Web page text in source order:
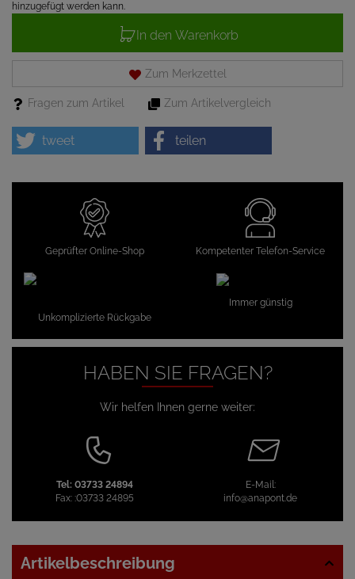
hinzugefügt werden kann.
In den Warenkorb
Zum Merkzettel
Fragen zum Artikel Zum Artikelvergleich
tweet teilen
Geprüfter Online-Shop Kompetenter Telefon-Service
Unkomplizierte Rückgabe
Immer günstig
HABEN SIE FRAGEN?
Wir helfen Ihnen gerne weiter:
Tel: 03733 24894
Fax: :03733 24895
E-Mail:
info@anapont.de
Artikelbeschreibung